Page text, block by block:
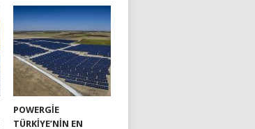
POWERGIE
TÜRKIYE’NIN EN